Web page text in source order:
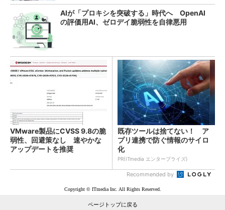
AIが「プロキシを突破する」時代へ OpenAI
の評価用AI、ゼロデイ脆弱性を自律悪用
VMware製品にCVSS 9.8の脆
弱性、回避策なし 速やかな
アップデートを推奨
既存ツールは捨てない！ ア
プリ連携で防ぐ情報のサイロ
化
PR(ITmedia エンタープライズ)
Recommended by
Copyright © ITmedia Inc. All Rights Reserved.
ページトップに戻る